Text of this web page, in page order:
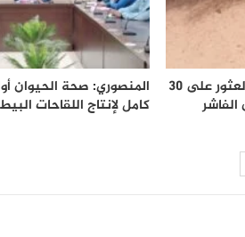
شهود يكشفون تفاصيل العثور على 30
المنصوري: صحة الحيوان
كامل لإنتاج اللقاحات